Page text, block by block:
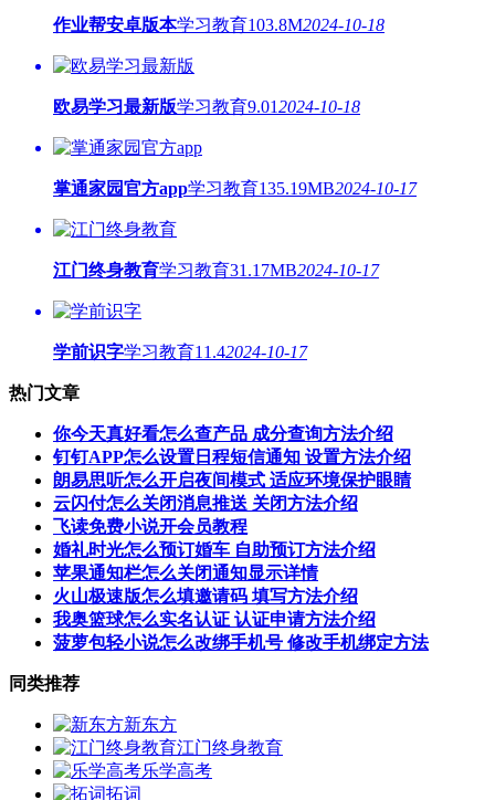
作业帮安卓版本学习教育103.8M2024-10-18
欧易学习最新版学习教育9.012024-10-18
掌通家园官方app学习教育135.19MB2024-10-17
江门终身教育学习教育31.17MB2024-10-17
学前识字学习教育11.42024-10-17
热门文章
你今天真好看怎么查产品 成分查询方法介绍
钉钉APP怎么设置日程短信通知 设置方法介绍
朗易思听怎么开启夜间模式 适应环境保护眼睛
云闪付怎么关闭消息推送 关闭方法介绍
飞读免费小说开会员教程
婚礼时光怎么预订婚车 自助预订方法介绍
苹果通知栏怎么关闭通知显示详情
火山极速版怎么填邀请码 填写方法介绍
我奥篮球怎么实名认证 认证申请方法介绍
菠萝包轻小说怎么改绑手机号 修改手机绑定方法
同类推荐
新东方
江门终身教育
乐学高考
拓词